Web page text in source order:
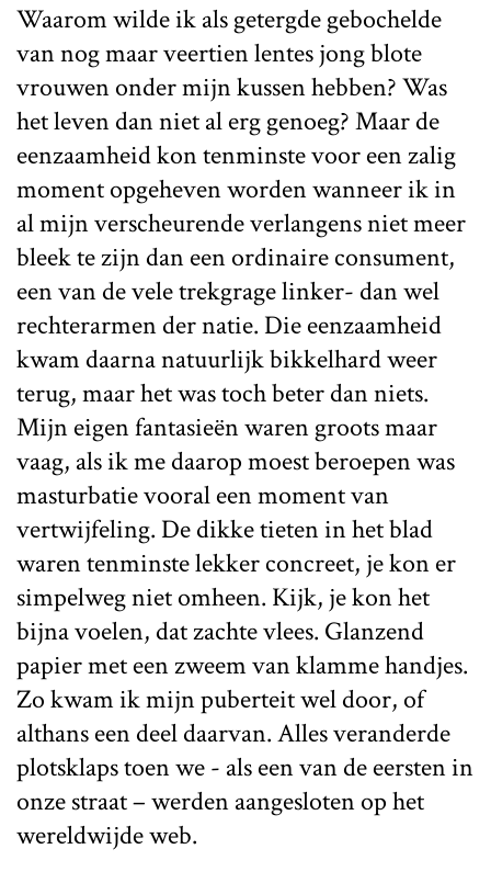
Waarom wilde ik als getergde gebochelde
van nog maar veertien lentes jong blote
vrouwen onder mijn kussen hebben? Was
het leven dan niet al erg genoeg? Maar de
eenzaamheid kon tenminste voor een zalig
moment opgeheven worden wanneer ik in
al mijn verscheurende verlangens niet meer
bleek te zijn dan een ordinaire consument,
een van de vele trekgrage linker- dan wel
rechterarmen der natie. Die eenzaamheid
kwam daarna natuurlijk bikkelhard weer
terug, maar het was toch beter dan niets.
Mijn eigen fantasieën waren groots maar
vaag, als ik me daarop moest beroepen was
masturbatie vooral een moment van
vertwijfeling. De dikke tieten in het blad
waren tenminste lekker concreet, je kon er
simpelweg niet omheen. Kijk, je kon het
bijna voelen, dat zachte vlees. Glanzend
papier met een zweem van klamme handjes.
Zo kwam ik mijn puberteit wel door, of
althans een deel daarvan. Alles veranderde
plotsklaps toen we - als een van de eersten in
onze straat – werden aangesloten op het
wereldwijde web.